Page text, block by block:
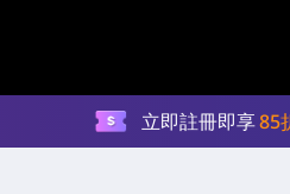
立即註冊即享85